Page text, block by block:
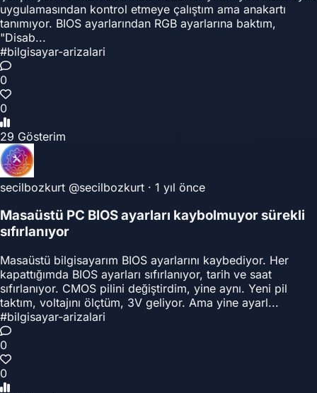
uygulamasından kontrol etmeye çalıştım ama anakartı
tanımıyor. BIOS ayarlarından RGB ayarlarına baktım,
"Disab...
#bilgisayar-arizalari
0
0
29 Gösterim
secilbozkurt @secilbozkurt · 1 yıl önce
Masaüstü PC BIOS ayarları kaybolmuyor sürekli
sıfırlanıyor
Masaüstü bilgisayarım BIOS ayarlarını kaybediyor. Her
kapattığımda BIOS ayarları sıfırlanıyor, tarih ve saat
sıfırlanıyor. CMOS pilini değiştirdim, yine aynı. Yeni pil
taktım, voltajını ölçtüm, 3V geliyor. Ama yine ayarl...
#bilgisayar-arizalari
0
0